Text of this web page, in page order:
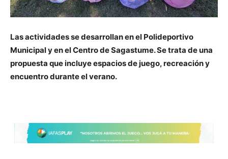
Las actividades se desarrollan en el Polideportivo
Municipal y en el Centro de Sagastume. Se trata de una
propuesta que incluye espacios de juego, recreación y
encuentro durante el verano.